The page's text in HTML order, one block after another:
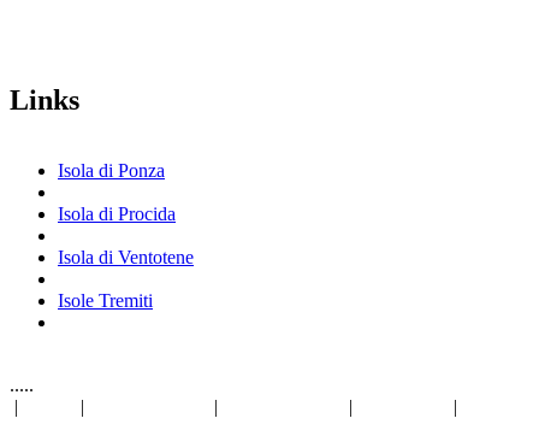
Links
Isola di Ponza
Isola di Procida
Isola di Ventotene
Isole Tremiti
.....
|
| | |
|